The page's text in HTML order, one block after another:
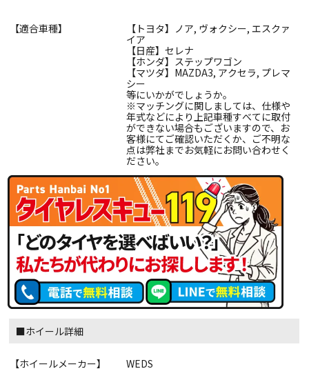
【適合車種】
【トヨタ】ノア, ヴォクシー, エスクァ
イア
【日産】セレナ
【ホンダ】ステップワゴン
【マツダ】MAZDA3, アクセラ, プレマ
シー
等にいかがでしょうか。
※マッチングに関しましては、仕様や
年式などにより上記車種すべてに取付
ができない場合もございますので、お
客様にてご確認いただくか、ご不明な
点は弊社までお気軽にお問い合わせく
ださい。
■ホイール詳細
【ホイールメーカー】
WEDS